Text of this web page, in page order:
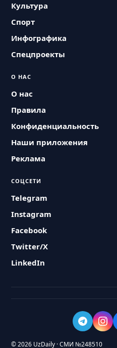
Культура
Спорт
Инфографика
Спецпроекты
О НАС
О нас
Правила
Конфиденциальность
Наши приложения
Реклама
СОЦСЕТИ
Telegram
Instagram
Facebook
Twitter/X
LinkedIn
© 2026 UzDaily · СМИ №248510